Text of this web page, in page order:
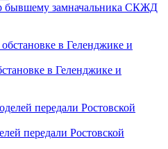
бывшему замначальника СКЖД
в Геленджике и
передали Ростовской